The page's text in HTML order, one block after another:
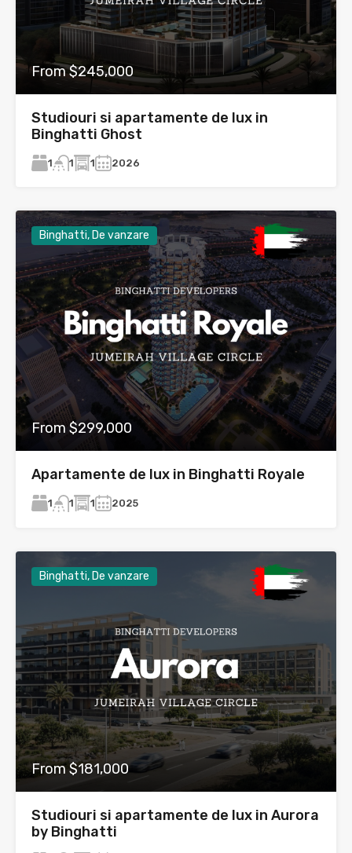
From $245,000
Studiouri si apartamente de lux in
Binghatti Ghost
1 1 1 2026
Binghatti, De vanzare
From $299,000
Apartamente de lux in Binghatti Royale
1 1 1 2025
Binghatti, De vanzare
From $181,000
Studiouri si apartamente de lux in Aurora
by Binghatti